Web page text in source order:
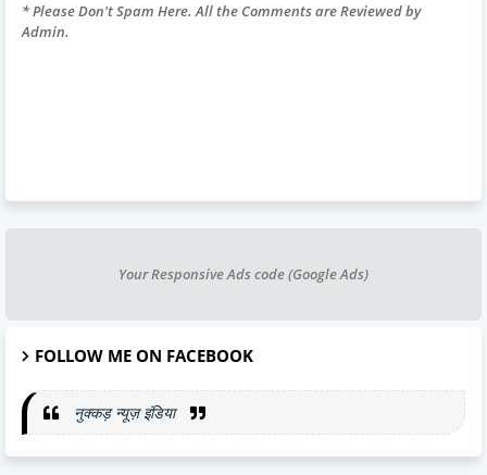
* Please Don't Spam Here. All the Comments are Reviewed by
Admin.
Your Responsive Ads code (Google Ads)
FOLLOW ME ON FACEBOOK
नुक्कड़ न्यूज़ इंडिया